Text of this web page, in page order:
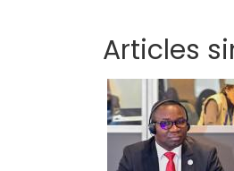
Articles